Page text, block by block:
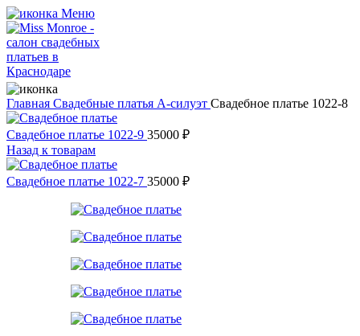
Меню
Главная Свадебные платья А-силуэт Свадебное платье 1022-8
Свадебное платье 1022-9 35000 ₽
Назад к товарам
Свадебное платье 1022-7 35000 ₽